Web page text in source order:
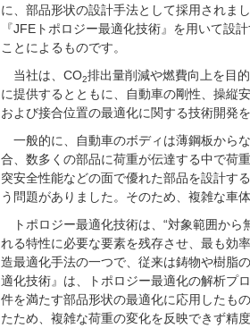
に、部品形状の設計手法として採用されま
『JFEトポロジー最適化技術』を用いて設
ことによるものです。
当社は、CO2排出量削減や燃費向上を目
に提供するとともに、自動車の剛性、操縦
および接合位置の最適化に関する技術開発を
一般的に、自動車のボディは薄鋼板から
合、数多くの部品に荷重が伝達する中で荷
突安全性能などの面で優れた部品を設計す
う問題がありました。そのため、複雑な車
トポロジー最適化技術は、“対象範囲か
れる特性に必要な要素を残存させ、最も効
造最適化手法の一つで、従来は鋳物や樹脂
適化技術』は、トポロジー最適化の解析プ
件を満たす部品形状の最適化に応用したも
たため、複雑な荷重の変化を反映できず精